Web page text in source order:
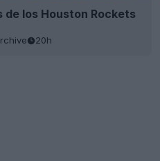
de los Houston Rockets
20h